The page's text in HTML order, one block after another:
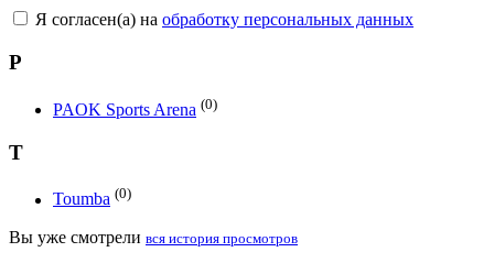
Я согласен(а) на обработку персональных данных
P
PAOK Sports Arena (0)
T
Toumba (0)
Вы уже смотрели вся история просмотров